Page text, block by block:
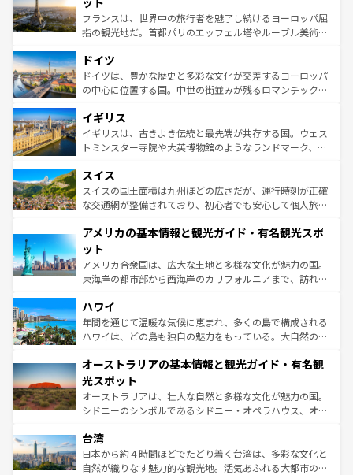
しい。
る。首都マドリードの洗練された雰囲気や、バルセロナの
アートに溢れた街角から、地方では古代ローマ遺跡や中世
せる。地方によって風土や気候が異なるスペインはその個
性で訪れる人を魅了する。 なお、新着のスペイン情報は コ
ンテンツ一覧を参照してほしい。
フランスは、世界中の旅行者を魅了し続けるヨーロッパ屈
指の観光地だ。首都パリのエッフェル塔やルーブル美術館
で、幅広い魅力が詰まっている。華麗な宮殿、歴史的な大
聖堂、美しいビーチ、そして豊かな自然が、訪れる者を心
から魅了する。また、フランスは美食の国としても知ら
いる。シャンパンの発祥地であるランス、プロヴァンスの
香り高いラベンダー畑など、多彩な楽しみ方が可能だ。さ
らに、パリ以外の地域にも魅力が溢れており、どの街角に
れる地方に足を運ぶとそれぞれで全く異なる文化を体験で
きるだろう。 なお、新着のフランス情報はコンテンツ一覧
を参照してほしい。
ドイツ
ドイツは、豊かな歴史と多彩な文化が交差するヨーロッパ
の中心に位置する国。中世の街並みが残るロマンチック街
顔を持つこの国は、どこを歩いても飽きることがない。ベ
ルリンの文化的活気、バイエルン州のアルプスの絶景、そ
してライン川沿いのワイン畑といった風景は必見。ビール
は、お酒好きな人にはぜひ体験してほしい。 なお、新着の
ドイツ情報はコンテンツ一覧を参照してほしい。
イギリス
イギリスは、古きよき伝統と最先端が共存する国。ウェス
トミンスター寺院や大英博物館のようなランドマーク、歴
リアごとに異なる魅力がある。また、優雅なアフタヌーン
ティー、ビール好きにはたまらない英国パブ、サッカー観
戦など、本場だからこそできる体験も豊富。イギリスを旅
ンツ一覧を参照してほしい。
スイス
スイスの国土面積は九州ほどの広さだが、運行時刻が正確
な交通網が整備されており、初心者でも安心して個人旅行
の建物がそのまま残る町や、スイスならではのユニークな
博物館もあり、アルプス観光だけでなく町歩きも満喫する
ことができる。国民の所得が高いため物価も高いが、旅行
者向けの交通パス提供のサービスもあり、うまく活用すれ
着のスイス情報は
アメリカの基本情報と観光ガイド・有名観光スポ
ット
アメリカ合衆国は、広大な土地と多様な文化が魅力の国。
東海岸の都市部から西海岸のカリフォルニアまで、訪れる
のような巨大都市は、観光、ショッピング、エンターテイ
ンメントが詰まった刺激的なスポットだ。一方、アメリカ
西部には大自然が広がり、グランドキャニオンやイエロー
部のニューオーリンズでは、音楽と美食が融合した独特の
文化が魅力。旅行者はアメリカの各地域で異なる魅力を楽
しみながら、その多様性と豊かな歴史を感じることができ
るだろう。車でのロードトリップや列車の旅も、アメリカ
情報は
ハワイ
年間を通じて温暖な気候に恵まれ、多くの島で構成される
ハワイは、どの島も独自の魅力をもっている。大自然の神
ワイ島は見逃せない。また、定番の観光地といえばオアフ
島だが、静かな自然を求めるならマウイ島やカウアイ島が
おすすめ。エメラルドグリーンに輝く海をはじめ、豊かな
文化や歴史が息づいている。「アロハスピリット」と呼ば
人々、おいしいローカルフードやハワイアンミュージッ
ク、伝統的なフラダンスなど、すべてがハワイの魅力を彩
っている。訪れるたびに新しい発見と感動が待っているハ
オーストラリアの基本情報と観光ガイド・有名観
光スポット
オーストラリアは、壮大な自然と多様な文化が魅力の国。
シドニーのシンボルであるシドニー・オペラハウス、オー
リアリーフや大陸中央部にそびえるウルル（エアーズロッ
ク）、タスマニアの美しい原生林やケアンズの熱帯雨林な
ど、見どころがたくさん。また、カフェやワイン、オージ
台湾
日本から約４時間ほどでたどり着く台湾は、多彩な文化と
自然が織りなす魅力的な観光地。活気あふれる大都市の台